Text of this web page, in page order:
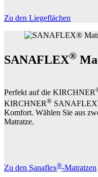
Zu den Liegeflächen
SANAFLEX®
Perfekt auf die KIRCHNER
KIRCHNER® SANAFLEX
Komfort. Wählen Sie aus
Matratze.
Zu den Sanaflex®-Matratzen